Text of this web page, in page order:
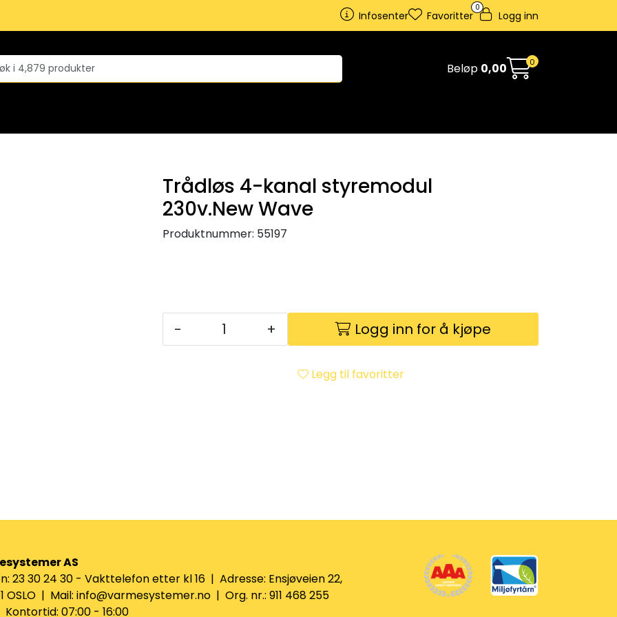
Infosenter
0
Favoritter Logg inn
Beløp 0,00 0
Trådløs 4-kanal styremodul
230v.New Wave
Produktnummer: 55197
- + Logg inn for å kjøpe
Legg til favoritter
AS
23 30 24 30 - Vakttelefon etter kl 16 | Adresse: Ensjøveien 22,
OSLO | Mail: info@varmesystemer.no | Org. nr.: 911 468 255
07:00 - 16:00